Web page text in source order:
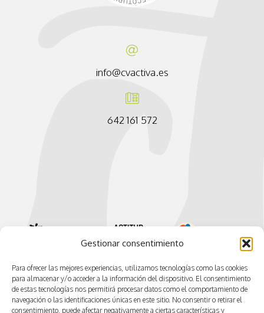
Gestionar consentimiento
Para ofrecer las mejores experiencias, utilizamos tecnologías como las cookies
para almacenar y/o acceder a la información del dispositivo. El consentimiento
de estas tecnologías nos permitirá procesar datos como el comportamiento de
navegación o las identificaciones únicas en este sitio. No consentir o retirar el
consentimiento, puede afectar negativamente a ciertas características y
info@cvactiva.es
642 161 572